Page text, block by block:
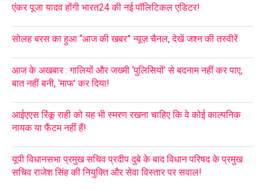
एंकर पूजा यादव होंगी भारत24 की नई पॉलिटिकल एडिटर!
सोलह बरस का हुआ “आज की खबर” न्यूज़ चैनल, देखें जश्न की तस्वीरें
आज के अखबार : गालियों और जख्मी ‘पुलिसियों’ से बदनाम नहीं कर पाए,
बात नहीं बनी, ‘माफ’ कर दिया!
आईएएस रिंकू राही को यह भी स्मरण रखना चाहिए कि वे कोई काल्पनिक
नायक या फैंटम नहीं हैं!
यूपी विधानसभा प्रमुख सचिव प्रदीप दुबे के बाद विधान परिषद के प्रमुख
सचिव राजेश सिंह की नियुक्ति और सेवा विस्तार पर सवाल!